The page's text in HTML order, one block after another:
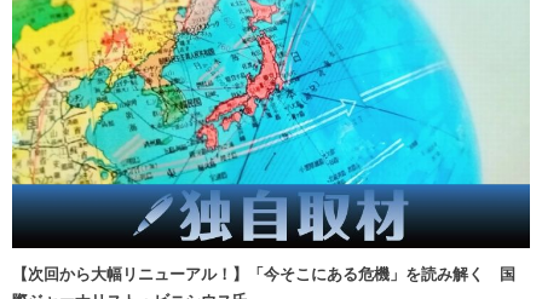
【次回から大幅リニューアル！】「今そこにある危機」を読み解く 国